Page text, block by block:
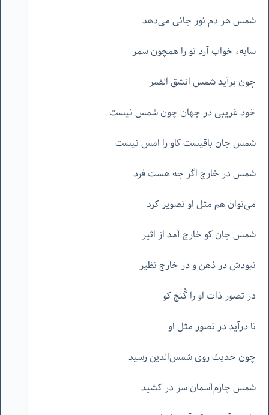
شمس هر دم نور جانی می‌دهد
سایه، خواب آرد تو را همچون سمر
چون برآید شمس انشق القمر
خود غریبی در جهان چون شمس نیست
شمس جان باقیست کاو را امس نیست
شمس در خارج اگر چه هست فرد
می‌توان هم مثل او تصویر کرد
شمس جان کو خارج آمد از اثیر
نبودش در ذهن و در خارج نظیر
در تصور ذات او را گُنج کو
تا درآید در تصور مثل او
چون حدیث روی شمس‌الدین رسید
شمس چارم‌آسمان سر در کشید